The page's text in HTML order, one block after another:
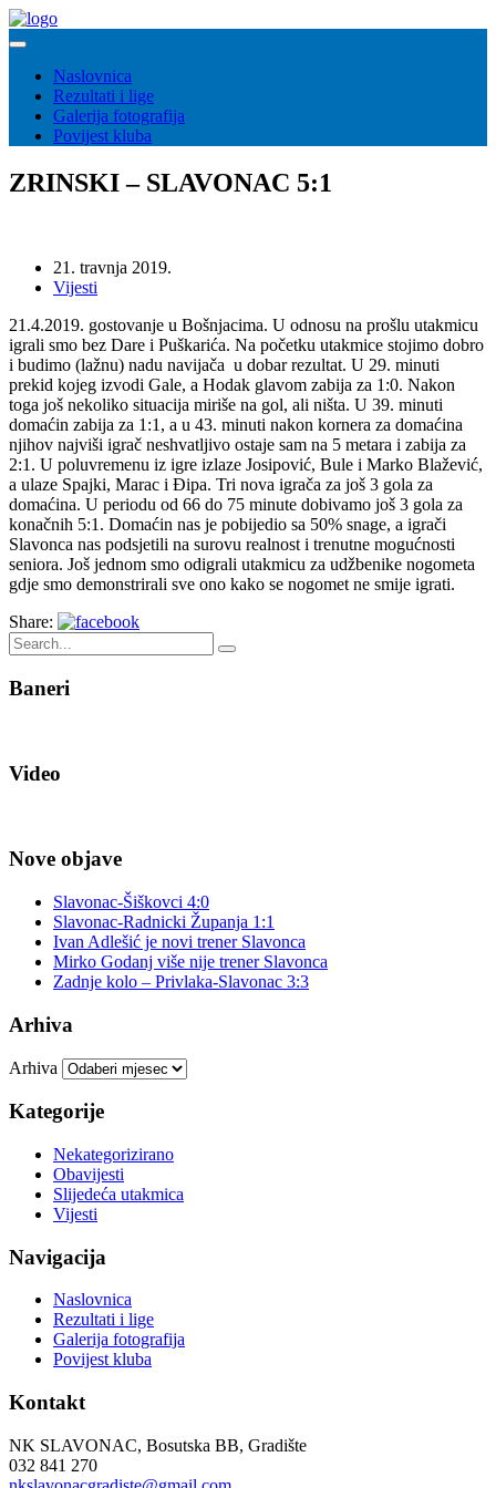
Naslovnica
Rezultati i lige
Galerija fotografija
Povijest kluba
ZRINSKI – SLAVONAC 5:1
21. travnja 2019.
Vijesti
21.4.2019. gostovanje u Bošnjacima. U odnosu na prošlu utakmicu
igrali smo bez Dare i Puškarića. Na početku utakmice stojimo dobro
i budimo (lažnu) nadu navijača u dobar rezultat. U 29. minuti
prekid kojeg izvodi Gale, a Hodak glavom zabija za 1:0. Nakon
toga još nekoliko situacija miriše na gol, ali ništa. U 39. minuti
domaćin zabija za 1:1, a u 43. minuti nakon kornera za domaćina
njihov najviši igrač neshvatljivo ostaje sam na 5 metara i zabija za
2:1. U poluvremenu iz igre izlaze Josipović, Bule i Marko Blažević,
a ulaze Spajki, Marac i Đipa. Tri nova igrača za još 3 gola za
domaćina. U periodu od 66 do 75 minute dobivamo još 3 gola za
konačnih 5:1. Domaćin nas je pobijedio sa 50% snage, a igrači
Slavonca nas podsjetili na surovu realnost i trenutne mogućnosti
seniora. Još jednom smo odigrali utakmicu za udžbenike nogometa
gdje smo demonstrirali sve ono kako se nogomet ne smije igrati.
Share:
Baneri
Video
Nove objave
Slavonac-Šiškovci 4:0
Slavonac-Radnicki Županja 1:1
Ivan Adlešić je novi trener Slavonca
Mirko Godanj više nije trener Slavonca
Zadnje kolo – Privlaka-Slavonac 3:3
Arhiva
Arhiva
Kategorije
Nekategorizirano
Obavijesti
Slijedeća utakmica
Vijesti
Navigacija
Naslovnica
Rezultati i lige
Galerija fotografija
Povijest kluba
Kontakt
NK SLAVONAC, Bosutska BB, Gradište
032 841 270